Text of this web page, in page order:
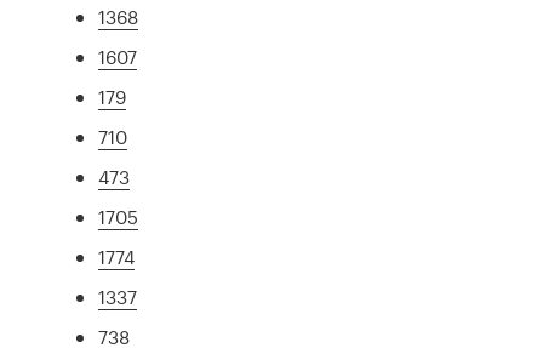
1368
1607
179
710
473
1705
1774
1337
738